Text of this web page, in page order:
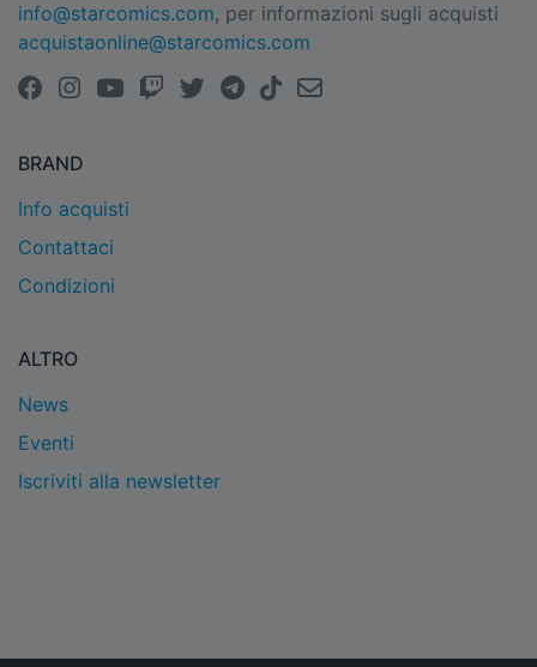
info@starcomics.com, per informazioni sugli acquisti
acquistaonline@starcomics.com
BRAND
Info acquisti
Contattaci
Condizioni
ALTRO
News
Eventi
Iscriviti alla newsletter